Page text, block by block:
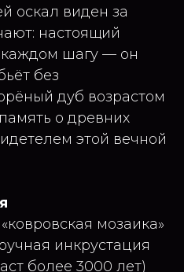
оскал виден за
настоящий
шагу — он
без
дуб возрастом
о древних
этой вечной
мозаика»
инкрустация
более 3000 лет)